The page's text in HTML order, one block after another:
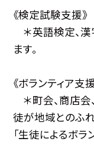
《検定試験支援》
＊英語検定、
ます。
《ボランティア支
＊町会、商店会
徒が地域とのふ
「生徒によるボラ